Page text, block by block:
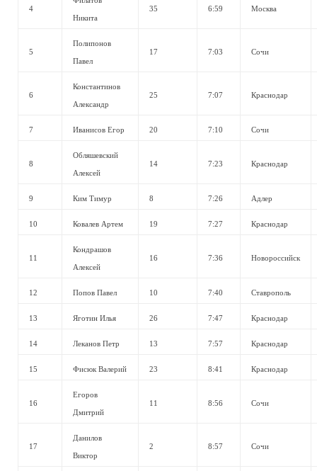
4
Никита
35 6:59 Москва
5
Полипонов
Павел
17 7:03 Сочи
6
Константинов
Александр
25 7:07 Краснодар
7 Иванисов Егор 20 7:10 Сочи
8
Обляшевский
Алексей
14 7:23 Краснодар
9 Ким Тимур 8 7:26 Адлер
10 Ковалев Артем 19 7:27 Краснодар
11
Кондрашов
Алексей
16 7:36 Новороссийск
12 Попов Павел 10 7:40 Ставрополь
13 Яготин Илья 26 7:47 Краснодар
14 Леканов Петр 13 7:57 Краснодар
15 Фисюк Валерий 23 8:41 Краснодар
16
Егоров
Дмитрий
11 8:56 Сочи
17
Данилов
Виктор
2 8:57 Сочи